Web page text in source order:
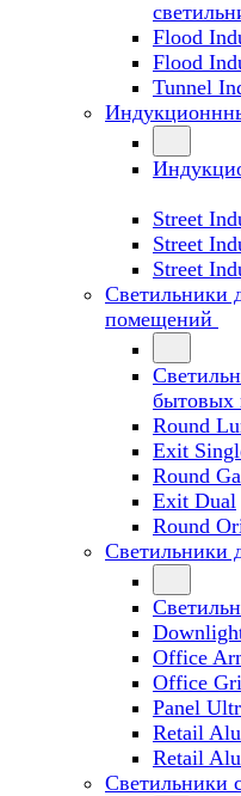
Flood
Flood
Tunnel
Street
Street
Street
Светильники
помещений
бытовых
Round
Exit
Round
Exit Dual
Round
Светильники
Office
Office
Panel
Retail
Retail
Светильники